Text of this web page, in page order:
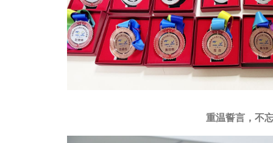
重温誓言，不